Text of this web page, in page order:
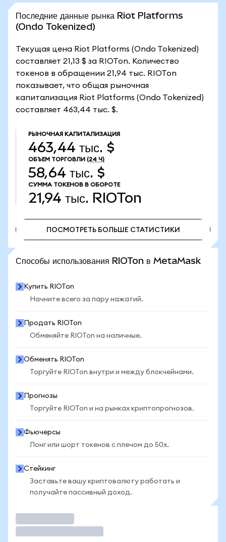
Последние данные рынка Riot Platforms
(Ondo Tokenized)
Текущая цена Riot Platforms (Ondo Tokenized)
составляет 21,13 $ за RIOTon. Количество
токенов в обращении 21,94 тыс. RIOTon
показывает, что общая рыночная
капитализация Riot Platforms (Ondo Tokenized)
составляет 463,44 тыс. $.
РЫНОЧНАЯ КАПИТАЛИЗАЦИЯ
463,44 тыс. $
ОБЪЕМ ТОРГОВЛИ (24 Ч)
58,64 тыс. $
СУММА ТОКЕНОВ В ОБОРОТЕ
21,94 тыс. RIOTon
ПОСМОТРЕТЬ БОЛЬШЕ СТАТИСТИКИ
Способы использования RIOTon в MetaMask
Купить RIOTon
Начните всего за пару нажатий.
Продать RIOTon
Обменяйте RIOTon на наличные.
Обменять RIOTon
Торгуйте RIOTon внутри и между блокчейнами.
Прогнозы
Торгуйте RIOTon и на рынках криптопрогнозов.
Фьючерсы
Лонг или шорт токенов с плечом до 50x.
Стейкинг
Заставьте вашу криптовалюту работать и
получайте пассивный доход.